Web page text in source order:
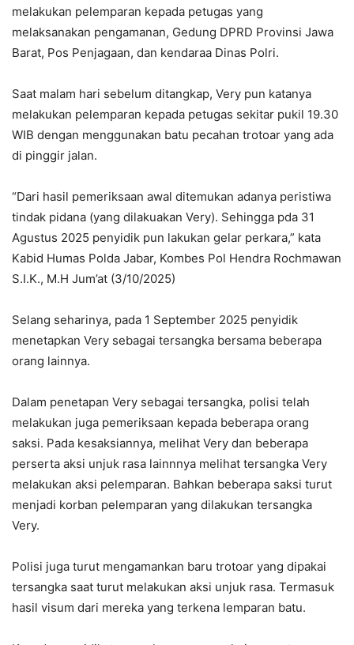
melakukan pelemparan kepada petugas yang
melaksanakan pengamanan, Gedung DPRD Provinsi Jawa
Barat, Pos Penjagaan, dan kendaraa Dinas Polri.
Saat malam hari sebelum ditangkap, Very pun katanya
melakukan pelemparan kepada petugas sekitar pukil 19.30
WIB dengan menggunakan batu pecahan trotoar yang ada
di pinggir jalan.
“Dari hasil pemeriksaan awal ditemukan adanya peristiwa
tindak pidana (yang dilakuakan Very). Sehingga pda 31
Agustus 2025 penyidik pun lakukan gelar perkara,” kata
Kabid Humas Polda Jabar, Kombes Pol Hendra Rochmawan
S.I.K., M.H Jum’at (3/10/2025)
Selang seharinya, pada 1 September 2025 penyidik
menetapkan Very sebagai tersangka bersama beberapa
orang lainnya.
Dalam penetapan Very sebagai tersangka, polisi telah
melakukan juga pemeriksaan kepada beberapa orang
saksi. Pada kesaksiannya, melihat Very dan beberapa
perserta aksi unjuk rasa lainnnya melihat tersangka Very
melakukan aksi pelemparan. Bahkan beberapa saksi turut
menjadi korban pelemparan yang dilakukan tersangka
Very.
Polisi juga turut mengamankan baru trotoar yang dipakai
tersangka saat turut melakukan aksi unjuk rasa. Termasuk
hasil visum dari mereka yang terkena lemparan batu.